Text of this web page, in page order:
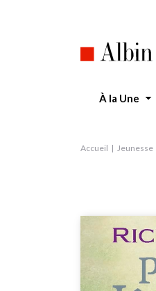
À la Une
Accueil Jeunesse